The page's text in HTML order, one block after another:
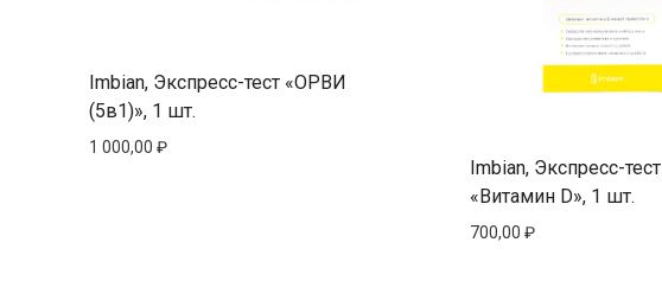
Imbian, Экспресс-тест «ОРВИ
(5в1)», 1 шт.
1 000,00 ₽
Imbian, Экспресс-тест
«Витамин D», 1 шт.
700,00 ₽